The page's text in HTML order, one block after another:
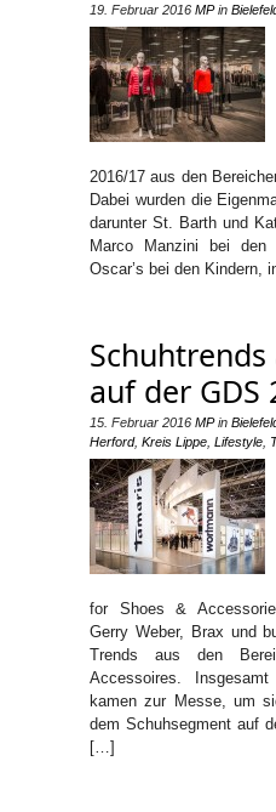
19. Februar 2016 MPin
2016/17 aus den
Dabei wurden die
darunter St. Barth und
Marco Manzini bei
Oscar’s bei den Kindern,
Schuhtrends
auf der GDS
15. Februar 2016 MPin
Herford, Kreis Lippe Lifestyle
for Shoes &
Gerry Weber, Brax und
Trends aus den
Accessoires.
kamen zur Messe, um
dem Schuhsegment auf
[…]